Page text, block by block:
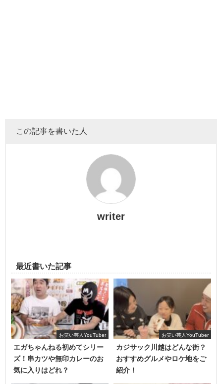
います！
メイクでビフォーアフターが別人のように変わるまあたそ
ならではの
ブランド名ですね。読み方に ビーフ が入っていて ブランド
設立が丑年ということで
この記事を書いた人
writer
最近書いた記事
お笑い芸人YouTuber
エガちゃんねる初めてシリー
ズ！串カツや無印カレーのお
気に入りはどれ？
お笑い芸人YouTuber
カジサック川越はどんな街？
おすすめグルメやロケ地をご
紹介！